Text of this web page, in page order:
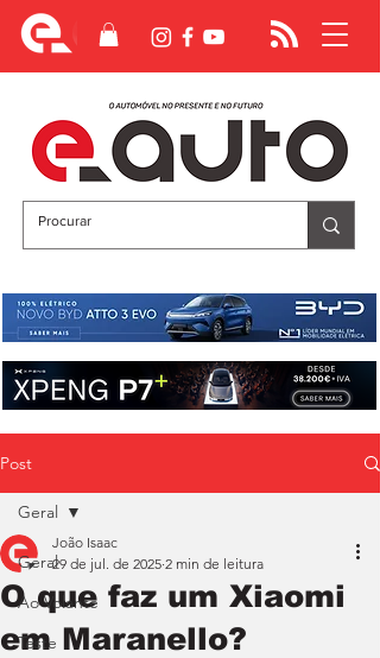
Post
Geral
Ao Volante
Teste
Geral
O que faz um Xiaomi
em Maranello?
João Isaac
29 de jul. de 2025 2 min de leitura